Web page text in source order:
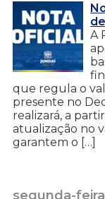
A
que regula o
presente no
realizará, a
atualização no
garantem o […]
segunda-